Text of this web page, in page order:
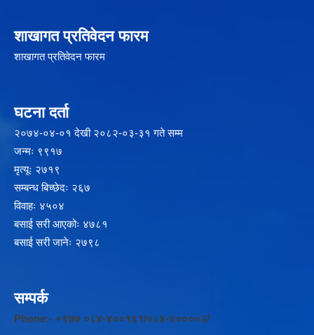
शाखागत प्रतिवेदन फारम
शाखागत प्रतिवेदन फारम
घटना दर्ता
२‍०७४-०४-०१ देखी २०८२-०३-३१ गते सम्म
जन्मः ९९१७
मृत्यूः २७१९
सम्बन्ध बिच्छेदः २६७
विवाहः ४५०४
बसाई सरी आएकोः ४७८१
बसाई सरी जानेः २७९८
सम्पर्क
Phone:- +९७७ ०८४-४००१६१/०८४-४००००२/